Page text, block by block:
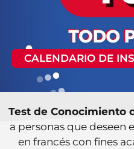
CALENDARIO DE
Test de Conocimiento
a personas que deseen
en francés con fines